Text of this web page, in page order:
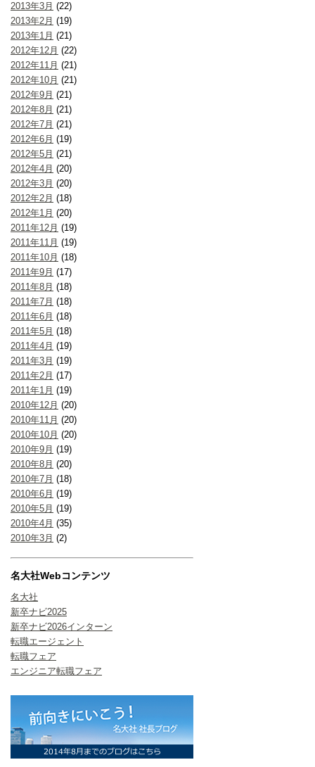
2013年3月 (22)
2013年2月 (19)
2013年1月 (21)
2012年12月 (22)
2012年11月 (21)
2012年10月 (21)
2012年9月 (21)
2012年8月 (21)
2012年7月 (21)
2012年6月 (19)
2012年5月 (21)
2012年4月 (20)
2012年3月 (20)
2012年2月 (18)
2012年1月 (20)
2011年12月 (19)
2011年11月 (19)
2011年10月 (18)
2011年9月 (17)
2011年8月 (18)
2011年7月 (18)
2011年6月 (18)
2011年5月 (18)
2011年4月 (19)
2011年3月 (19)
2011年2月 (17)
2011年1月 (19)
2010年12月 (20)
2010年11月 (20)
2010年10月 (20)
2010年9月 (19)
2010年8月 (20)
2010年7月 (18)
2010年6月 (19)
2010年5月 (19)
2010年4月 (35)
2010年3月 (2)
名大社Webコンテンツ
名大社
新卒ナビ2025
新卒ナビ2026インターン
転職エージェント
転職フェア
エンジニア転職フェア